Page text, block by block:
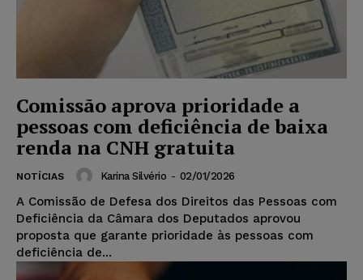
Comissão aprova prioridade a
pessoas com deficiência de baixa
renda na CNH gratuita
NOTÍCIAS Karina Silvério - 02/01/2026
A Comissão de Defesa dos Direitos das Pessoas com
Deficiência da Câmara dos Deputados aprovou
proposta que garante prioridade às pessoas com
deficiência de...